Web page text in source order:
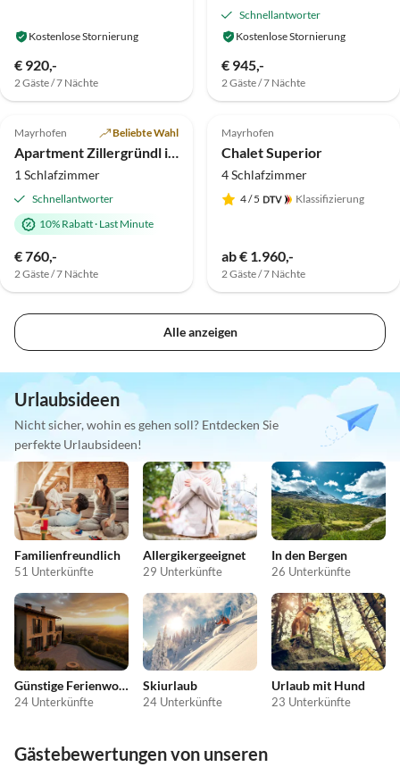
Kostenlose Stornierung
€ 920,-
2 Gäste / 7 Nächte
Schnellantworter
Kostenlose Stornierung
€ 945,-
2 Gäste / 7 Nächte
Top-Inserat
Mayrhofen Beliebte Wahl
Apartment Zillergründl im Ferienhof Hubertus
1 Schlafzimmer
Schnellantworter
10% Rabatt· Last Minute
€ 760,-
2 Gäste / 7 Nächte
Mayrhofen
Chalet Superior
4 Schlafzimmer
4/ 5 Klassifizierung
ab € 1.960,-
2 Gäste / 7 Nächte
Alle anzeigen
Urlaubsideen
Nicht sicher, wohin es gehen soll? Entdecken Sie
perfekte Urlaubsideen!
Familienfreundlich
51 Unterkünfte
Allergikergeeignet
29 Unterkünfte
In den Bergen
26 Unterkünfte
Günstige Ferienwohnungen
24 Unterkünfte
Skiurlaub
24 Unterkünfte
Urlaub mit Hund
23 Unterkünfte
Gästebewertungen von unseren